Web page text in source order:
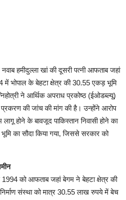
हमीदुल्ला खां की दूसरी पत्नी आफताब जहां
में भोपाल के बेहटा क्षेत्र की 30.55 एकड़ भूमि
ने आर्थिक अपराध प्रकोष्ठ (ईओडब्ल्यू)
प्रकरण की जांच की मांग की है। उन्होंने आरोप
होने के बावजूद पाकिस्तान निवासी होने का
का सौदा किया गया, जिससे सरकार को
1994 को आफताब जहां बेगम ने बेहटा क्षेत्र की
संस्था को मात्र 30.55 लाख रुपये में बेच